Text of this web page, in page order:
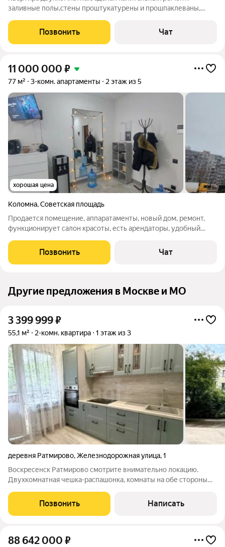
заливные полы,стены проштукатурены и прошпаклеваны,
обои, натяжные потолки, и в комнатах встроенные шкафы-
купе. Рядом школа, детский сад и
Позвонить Чат
11 000 000 ₽
77 м² 3-комн. апартаменты 2 этаж из 5
хорошая цена
Коломна,Советская площадь
Продается помещение, аппаратаменты, новый дом, ремонт,
функционирует салон красоты, есть арендаторы, удобный
Есть отдельная кладовка 4 кв.м., к этому помещению. Один
собственник, документы
Позвонить Чат
Другие предложения в Москве и МО
3 399 999₽
55,1 м² 2-комн. квартира 1 этаж из 3
деревня Ратмирово,Железнодорожная улица,1
Воскресенск Ратмирово смотрите внимательно локацию.
Двухкомнатная чешка-распашонка, комнаты на обе стороны
централизованная не колонка, есть счетчики на воду.
Собственников двое, один
Позвонить Написать
88 642 000 ₽